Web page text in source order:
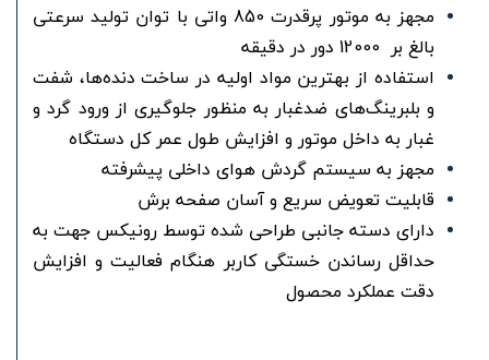
مجهز به موتور پرقدرت 850 واتی با توان تولید سرعتی
بالغ بر 12000 دور در دقیقه
استفاده از بهترین مواد اولیه در ساخت دنده‌ها، شفت
و بلبرینگ‌های ضدغبار به منظور جلوگیری از ورود گرد و
غبار به داخل موتور و افزایش طول عمر کل دستگاه
مجهز به سیستم گردش هوای داخلی پیشرفته
قابلیت تعویض سریع و آسان صفحه برش
دارای دسته جانبی طراحی شده توسط رونیکس جهت به
حداقل رساندن خستگی کاربر هنگام فعالیت و افزایش
دقت عملکرد محصول